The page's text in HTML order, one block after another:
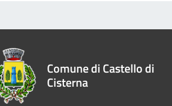
Comune di Castello di
Cisterna